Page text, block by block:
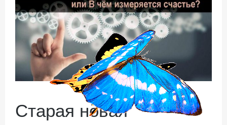
Старая новая